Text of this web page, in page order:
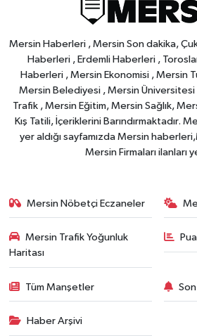
Mersin Haberleri , Mersin Son dakika,
Haberleri , Erdemli Haberleri ,
Haberleri , Mersin Ekonomisi , Mersin
Mersin Belediyesi , Mersin
Trafik , Mersin Eğitim, Mersin Sağlık,
Kış Tatili, İçeriklerini Barındırmaktadır.
yer aldığı sayfamızda Mersin
Mersin Firmaları ilanları
Mersin Nöbetçi Eczaneler
Mersin Trafik Yoğunluk
Haritası
Tüm Manşetler
Haber Arşivi